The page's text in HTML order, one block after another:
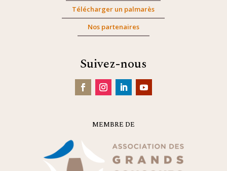
Télécharger un palmarès
Nos partenaires
Suivez-nous
MEMBRE DE